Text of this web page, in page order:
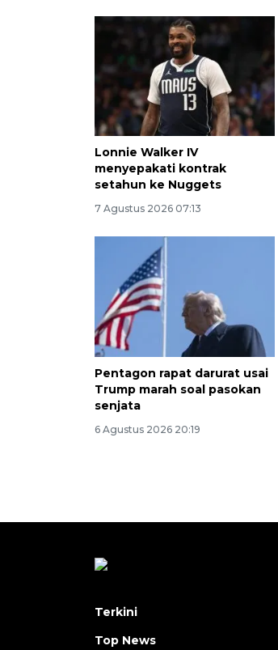
Lonnie Walker IV
menyepakati kontrak
setahun ke Nuggets
7 Agustus 2026 07:13
Pentagon rapat darurat usai
Trump marah soal pasokan
senjata
6 Agustus 2026 20:19
Terkini
Top News